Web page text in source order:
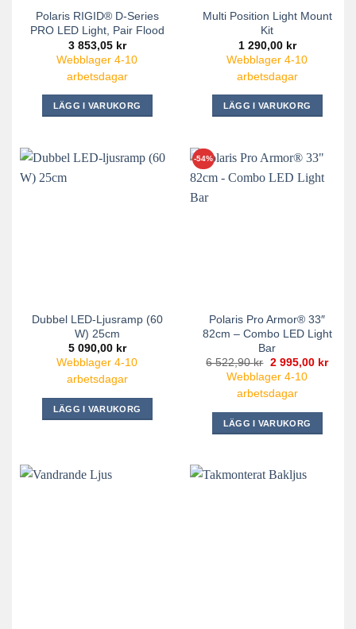
Polaris RIGID® D-Series
PRO LED Light, Pair Flood
3 853,05 kr
Webblager 4-10
arbetsdagar
LÄGG I VARUKORG
Multi Position Light Mount
Kit
1 290,00 kr
Webblager 4-10
arbetsdagar
LÄGG I VARUKORG
Dubbel LED-Ljusramp (60
W) 25cm
5 090,00 kr
Webblager 4-10
arbetsdagar
LÄGG I VARUKORG
-54%
Polaris Pro Armor® 33″
82cm – Combo LED Light
Bar
6 522,90kr Det
ursprungliga
priset
var:
522,90 kr.
2 995,00 krDet
Webblager 4-10
arbetsdagar
LÄGG I VARUKORG